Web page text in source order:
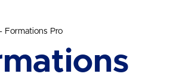
Formations Pro